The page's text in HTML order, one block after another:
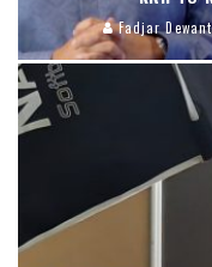
Fadjar